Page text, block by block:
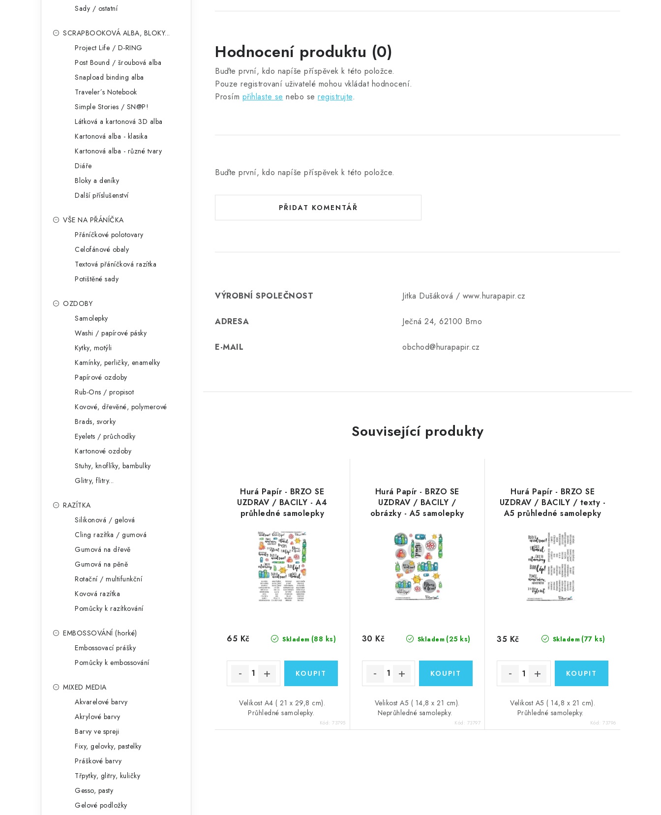
Sady / ostatní
SCRAPBOOKOVÁ ALBA, BLOKY...
Project Life / D-RING
Post Bound / šroubová alba
Snapload binding alba
Traveler´s Notebook
Simple Stories / SN@P!
Látková a kartonová 3D alba
Kartonová alba - klasika
Kartonová alba - různé tvary
Diáře
Bloky a deníky
Další příslušenství
VŠE NA PŘÁNÍČKA
Přáníčkové polotovary
Celofánové obaly
Textová přáníčková razítka
Potištěné sady
OZDOBY
Samolepky
Washi / papírové pásky
Kytky, motýli
Kamínky, perličky, enamelky
Papírové ozdoby
Rub-Ons / propisot
Kovové, dřevěné, polymerové
Brads, svorky
Eyelets / průchodky
Kartonové ozdoby
Stuhy, knoflíky, bambulky
Glitry, flitry...
RAZÍTKA
Silikonová / gelová
Cling razítka / gumová
Gumová na dřevě
Gumová na pěně
Rotační / multifunkční
Kovová razítka
Pomůcky k razítkování
EMBOSSOVÁNÍ (horké)
Embossovací prášky
Pomůcky k embossování
MIXED MEDIA
Akvarelové barvy
Akrylové barvy
Barvy ve spreji
Fixy, gelovky, pastelky
Práškové barvy
Třpytky, glitry, kuličky
Gesso, pasty
Gelové podložky
Hodnocení produktu (0)
Buďte první, kdo napíše příspěvek k této položce.
Pouze registrovaní uživatelé mohou vkládat hodnocení.
Prosím přihlaste se nebo se registrujte.
Buďte první, kdo napíše příspěvek k této položce.
PŘIDAT KOMENTÁŘ
VÝROBNÍ SPOLEČNOST Jitka Dušáková / www.hurapapir.cz
ADRESA Ječná 24, 62100 Brno
E-MAIL obchod@hurapapir.cz
Související produkty
Hurá Papír - BRZO SE
UZDRAV / BACILY - A4
průhledné samolepky
Skladem (88 ks)
65 Kč
Velikost A4 ( 21 x 29,8 cm).
Průhledné samolepky.
Kód:73795
Hurá Papír - BRZO SE
UZDRAV / BACILY /
obrázky - A5 samolepky
Skladem (25 ks)
30 Kč
Velikost A5 ( 14,8 x 21 cm).
Neprůhledné samolepky.
Kód: 73797
Hurá Papír - BRZO SE
UZDRAV / BACILY / texty -
A5 průhledné samolepky
Skladem (77 ks)
35 Kč
Velikost A5 ( 14,8 x 21 cm).
Průhledné samolepky.
Kód:73796